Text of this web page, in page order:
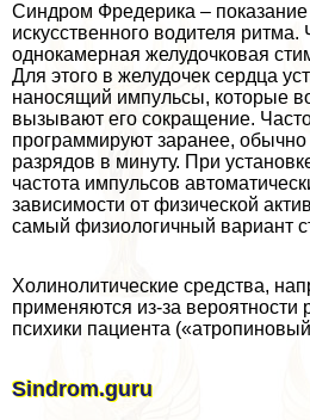
Синдром Фредерика –
искусственного водителя
однокамерная желудочковая
Для этого в желудочек сердца
наносящий импульсы, которые
вызывают его сокращение.
программируют заранее, обычно
разрядов в минуту. При
частота импульсов
зависимости от физической
самый физиологичный вариант
Холинолитические средства,
применяются из-за вероятности
психики пациента
Sindrom.guru